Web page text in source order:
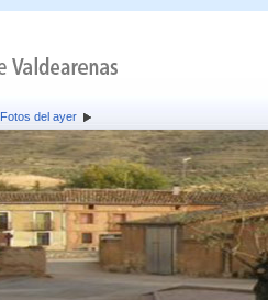
Fotos del ayer